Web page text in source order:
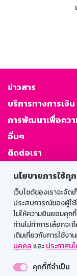
นโยบายการใช้
เว็บไซต์ของเราจะจั
ประสบการณ์ของผู้ใช้
ไม่ให้ความยินยอมคุก
ท่านไม่ทำการเลือกจ
เติมเกี่ยวกับการใช้งา
บุคคล และประกาศน
คุกกี้ที่จำเป็น
ข่าวสาร
บริการทางการเงิน
การพัฒนาเพื่อคว
อื่นๆ
ติดต่อเรา
Web HR